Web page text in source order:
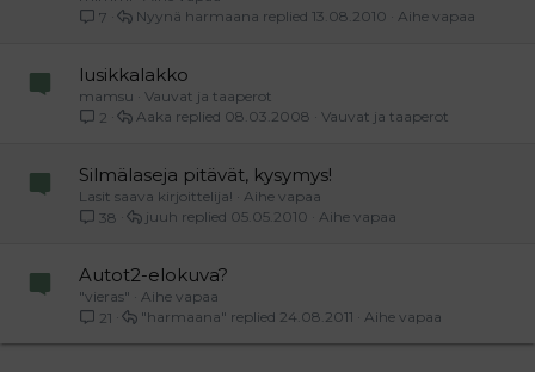
7
Aihe vapaa
13.08.2010
Nyynä harmaana
lusikkalakko
mamsu
Vauvat ja taaperot
2
Vauvat ja taaperot
08.03.2008
Aaka
Silmälaseja pitävät, kysymys!
Lasit saava kirjoittelija!
Aihe vapaa
38
Aihe vapaa
05.05.2010
juuh
Autot2-elokuva?
"vieras"
Aihe vapaa
21
Aihe vapaa
24.08.2011
"harmaana"